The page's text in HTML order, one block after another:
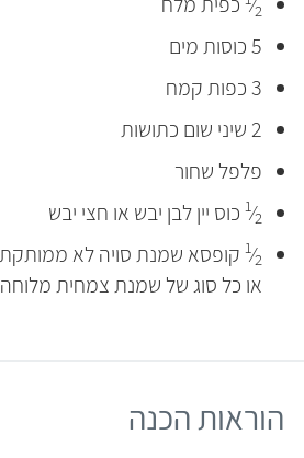
2
5 כוסות מים
3 כפות קמח
2 שיני שום כתושות
פלפל שחור
1⁄2 כוס יין לבן יבש או חצי יבש
1⁄2
או כל סוג של שמנת צמחית מלוחה
הוראות הכנה